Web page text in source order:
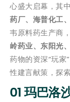
心盛大启幕，其
药厂、海普化工
韦原料药生产商
岭药业、东阳光
药物的资深“玩家
性建言献策，探
01 玛巴洛